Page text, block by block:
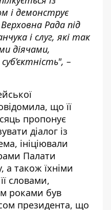
і демонструє
Рада під
і слуг, які так
діячами,
–
що її
пропонує
діалог із
ініціювали
Палати
а також їхніми
словами,
роками був
президента, що